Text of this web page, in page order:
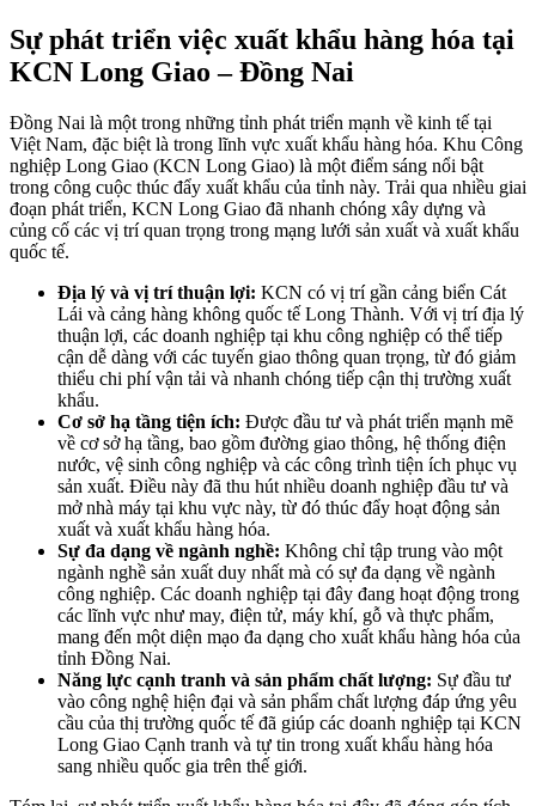
Sự phát triển việc xuất khẩu hàng hóa tại
KCN Long Giao – Đồng Nai
Đồng Nai là một trong những tỉnh phát triển mạnh về kinh tế tại
Việt Nam, đặc biệt là trong lĩnh vực xuất khẩu hàng hóa. Khu Công
nghiệp Long Giao (KCN Long Giao) là một điểm sáng nổi bật
trong công cuộc thúc đẩy xuất khẩu của tỉnh này. Trải qua nhiều giai
đoạn phát triển, KCN Long Giao đã nhanh chóng xây dựng và
củng cố các vị trí quan trọng trong mạng lưới sản xuất và xuất khẩu
quốc tế.
Địa lý và vị trí thuận lợi: KCN có vị trí gần cảng biển Cát
Lái và cảng hàng không quốc tế Long Thành. Với vị trí địa lý
thuận lợi, các doanh nghiệp tại khu công nghiệp có thể tiếp
cận dễ dàng với các tuyến giao thông quan trọng, từ đó giảm
thiểu chi phí vận tải và nhanh chóng tiếp cận thị trường xuất
khẩu.
Cơ sở hạ tầng tiện ích: Được đầu tư và phát triển mạnh mẽ
về cơ sở hạ tầng, bao gồm đường giao thông, hệ thống điện
nước, vệ sinh công nghiệp và các công trình tiện ích phục vụ
sản xuất. Điều này đã thu hút nhiều doanh nghiệp đầu tư và
mở nhà máy tại khu vực này, từ đó thúc đẩy hoạt động sản
xuất và xuất khẩu hàng hóa.
Sự đa dạng về ngành nghề: Không chỉ tập trung vào một
ngành nghề sản xuất duy nhất mà có sự đa dạng về ngành
công nghiệp. Các doanh nghiệp tại đây đang hoạt động trong
các lĩnh vực như may, điện tử, máy khí, gỗ và thực phẩm,
mang đến một diện mạo đa dạng cho xuất khẩu hàng hóa của
tỉnh Đồng Nai.
Năng lực cạnh tranh và sản phẩm chất lượng: Sự đầu tư
vào công nghệ hiện đại và sản phẩm chất lượng đáp ứng yêu
cầu của thị trường quốc tế đã giúp các doanh nghiệp tại KCN
Long Giao Cạnh tranh và tự tin trong xuất khẩu hàng hóa
sang nhiều quốc gia trên thế giới.